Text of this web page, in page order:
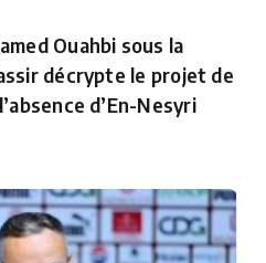
Ouahbi sous la
décrypte le projet de
d’En-Nesyri